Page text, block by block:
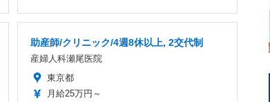
助産師/クリニック/4週8休以上, 2交代制
産婦人科瀬尾医院
東京都
月給25万円～